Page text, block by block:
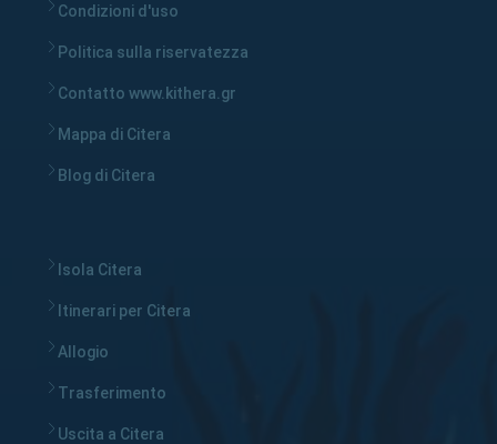
Condizioni d'uso
Politica sulla riservatezza
Contatto www.kithera.gr
Mappa di Citera
Blog di Citera
Isola Citera
Itinerari per Citera
Allogio
Trasferimento
Uscita a Citera